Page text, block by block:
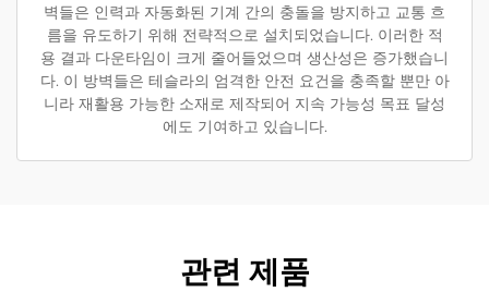
벽들은 인력과 자동화된 기계 간의 충돌을 방지하고 교통 흐
름을 유도하기 위해 전략적으로 설치되었습니다. 이러한 적
용 결과 다운타임이 크게 줄어들었으며 생산성은 증가했습니
다. 이 방벽들은 테슬라의 엄격한 안전 요건을 충족할 뿐만 아
니라 재활용 가능한 소재로 제작되어 지속 가능성 목표 달성
에도 기여하고 있습니다.
관련 제품